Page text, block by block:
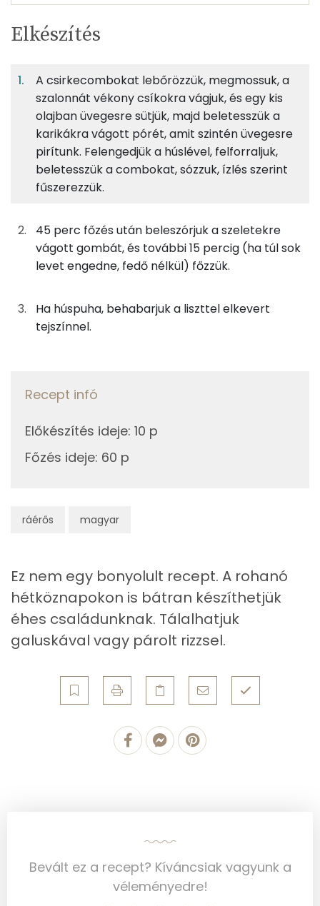
ráérős magyar
Egy
adagban
9%
Fehérje
4%
Szénhidrát
7%
100gpóréhagyma
27 kcal
2gfokhagyma
2 kcal
150g gomba
32 kcal
75gfőzőtejszín
0gbors
0 kcal
0g
0g só
0g ételízesítő
0 kcal
13g füstölt szalonna 82 kcal
Összesen 532 kcal
TÁPANYAGTARTALOM
Egy
adagban
4
adagban
100
grammban
9%
Fehérje
4%
Szénhidrát
7%
Zsír
80%
Víz
TOP ásványi anyagok
Nátrium
Kálcium
Magnézium
Szelén
Kolin:
Niacin - B3 vitamin:
C vitamin:
Lut-zea
Összesen 39.2 g
Zsír
Összesen
33.4 g
Telített zsírsav
13 g
Egyszeresen telítetlen zsírsav:
1119.1 g
Elkészítés
A csirkecombokat lebőrözzük, megmossuk, a
szalonnát vékony csíkokra vágjuk, és egy kis
olajban üvegesre sütjük, majd beletesszük a
karikákra vágott pórét, amit szintén üvegesre
pirítunk. Felengedjük a húslével, felforraljuk,
beletesszük a combokat, sózzuk, ízlés szerint
fűszerezzük.
45 perc főzés után beleszórjuk a szeletekre
vágott gombát, és további 15 percig (ha túl sok
levet engedne, fedő nélkül) főzzük.
Ha húspuha, behabarjuk a liszttel elkevert
tejszínnel.
Recept infó
Előkészítés ideje: 10 p
Főzés ideje: 60 p
Ez nem egy bonyolult recept. A rohanó
hétköznapokon is bátran készíthetjük
éhes családunknak. Tálalhatjuk
galuskával vagy párolt rizzsel.
Bevált ez a recept? Kíváncsiak vagyunk a
véleményedre!